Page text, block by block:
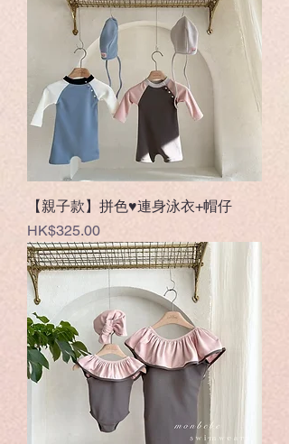
【親子款】拼色♥連身泳衣+帽仔
Price
HK$325.00